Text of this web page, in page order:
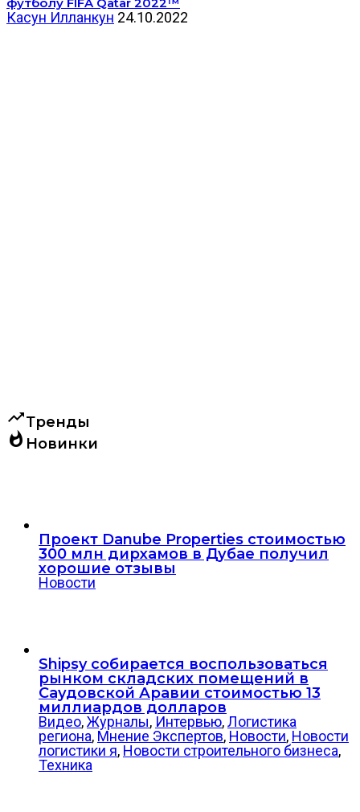
Касун Илланкун 24.10.2022
trending_upТренды
whatshot Новинки
Проект Danube Properties стоимостью
300 млн дирхамов в Дубае получил
хорошие отзывы
Новости
Shipsy собирается воспользоваться
рынком складских помещений в
Саудовской Аравии стоимостью 13
миллиардов долларов
Видео,Журналы, Интервью,Логистика
региона, Мнение Экспертов, Новости, Новости
логистики я, Новости строительного бизнеса,
Техника